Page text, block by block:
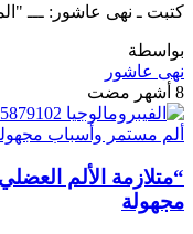
كتبت ـ نهى عاشور: ـــ
بواسطة
نهى عاشور
8 أشهر مضت
“متلازمة الألم
مجهولة